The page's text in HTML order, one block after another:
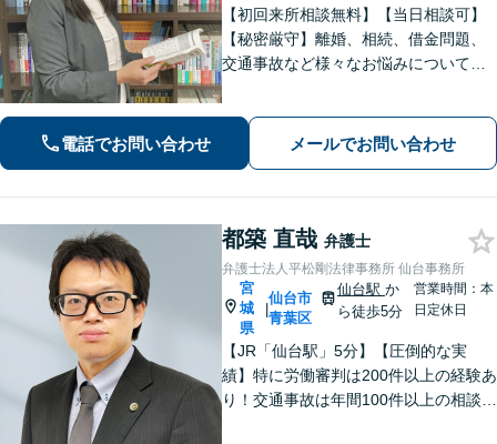
【初回来所相談無料】【当日相談可】
【秘密厳守】離婚、相続、借金問題、
交通事故など様々なお悩みについて、
軽にご相談下さい。
電話でお問い合わせ メールでお問い合わせ
都築 直哉 弁護士
弁護士法人平松剛法律事務所 仙台事務所
宮
城
県
|
仙台市
青葉区
仙台駅 か
ら徒歩5分
営業時間：本
日定休日
【JR「仙台駅」5分】【圧倒的な実
績】特に労働審判は200件以上の経験あ
り！交通事故は年間100件以上の相談対